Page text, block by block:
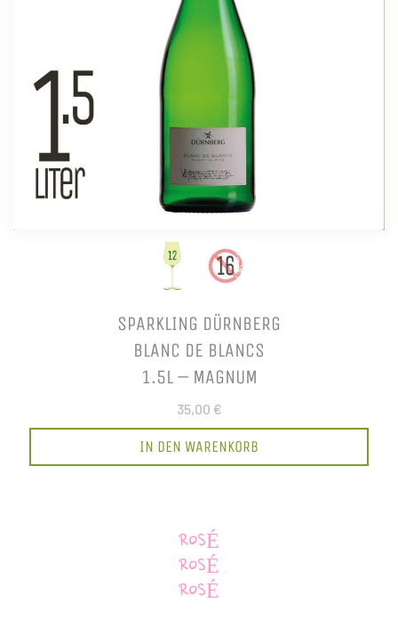
SPARKLING DÜRNBERG
BLANC DE BLANCS
1.5L – MAGNUM
35,00 €
IN DEN WARENKORB
ROSÉ
ROSÉ
ROSÉ